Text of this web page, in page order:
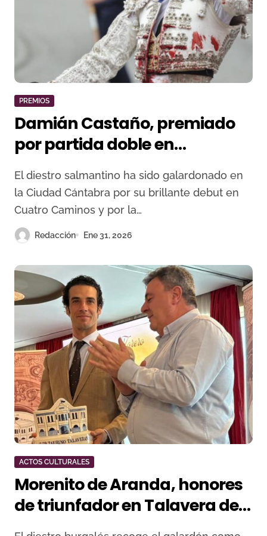
PREMIOS
Damián Castaño, premiado
por partida doble en
Santander
El diestro salmantino ha sido galardonado en
la Ciudad Cántabra por su brillante debut en
Cuatro Caminos y por la…
Redacción Ene 31, 2026
ACTOS CULTURALES
Morenito de Aranda, honores
de triunfador en Talavera de
la Reina